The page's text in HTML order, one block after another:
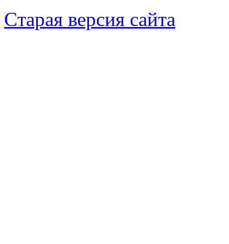
Cтарая версия сайта